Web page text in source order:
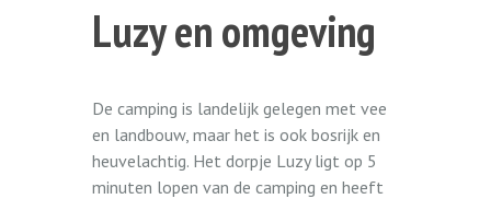
Luzy en omgeving
De camping is landelijk gelegen met vee
en landbouw, maar het is ook bosrijk en
heuvelachtig. Het dorpje Luzy ligt op 5
minuten lopen van de camping en heeft